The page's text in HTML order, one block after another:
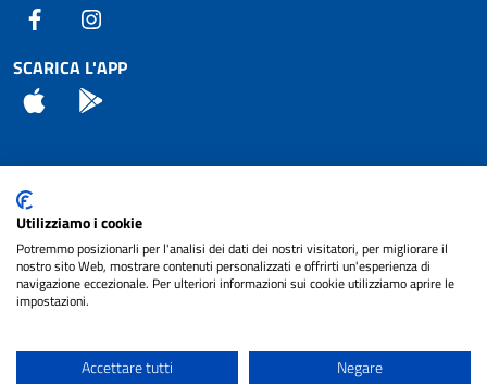
Facebook
SCARICA L'APP
App Store
Attuazione Misure PNRR
Piano di miglioramento del sito
Note legali
cura diNET SMART
Utilizziamo i cookie
Potremmo posizionarli per l'analisi dei dati dei nostri visitatori, per migliorare il
nostro sito Web, mostrare contenuti personalizzati e offrirti un'esperienza di
navigazione eccezionale. Per ulteriori informazioni sui cookie utilizziamo aprire le
impostazioni.
Accettare tutti Negare